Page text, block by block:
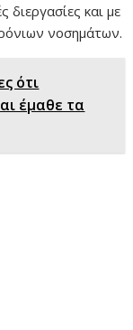
διεργασίες και με
νοσημάτων.
ότι
έμαθε τα